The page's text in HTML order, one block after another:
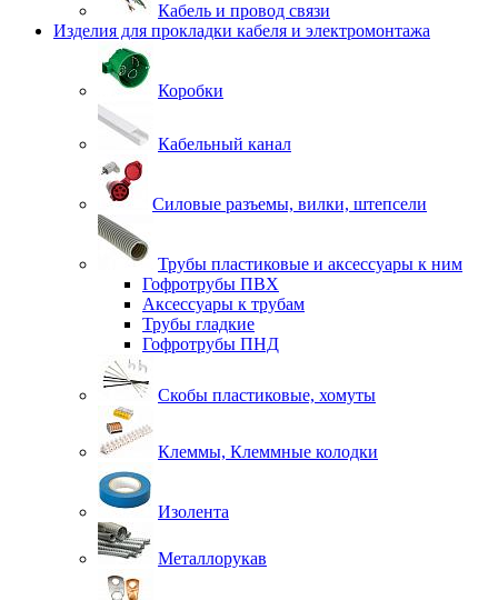
Кабель и провод связи
Изделия для прокладки кабеля и электромонтажа
Коробки
Кабельный канал
Силовые разъемы, вилки, штепсели
Трубы пластиковые и аксессуары к ним
Гофротрубы ПВХ
Аксессуары к трубам
Трубы гладкие
Гофротрубы ПНД
Скобы пластиковые, хомуты
Клеммы, Клеммные колодки
Изолента
Металлорукав